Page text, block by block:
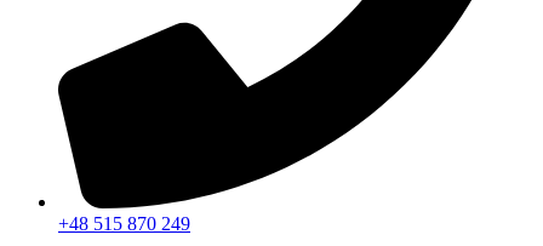
+48 515 870 249